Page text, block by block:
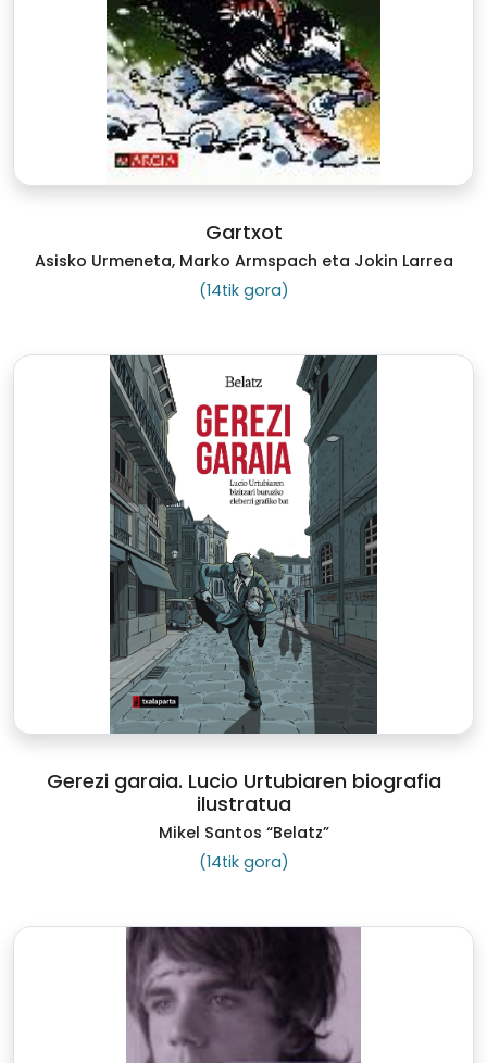
Gartxot
Asisko Urmeneta, Marko Armspach eta Jokin Larrea
(14tik gora)
Gerezi garaia. Lucio Urtubiaren biografia
ilustratua
Mikel Santos “Belatz”
(14tik gora)